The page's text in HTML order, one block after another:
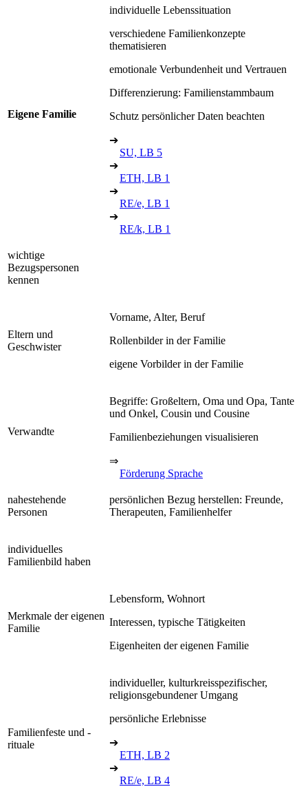
Eigene Familie
individuelle Lebenssituation
verschiedene Familienkonzepte
thematisieren
emotionale Verbundenheit und Vertrauen
Differenzierung: Familienstammbaum
Schutz persönlicher Daten beachten
➔
SU, LB 5
➔
ETH, LB 1
➔
RE/e, LB 1
➔
RE/k, LB 1
wichtige
Bezugspersonen
kennen
Eltern und
Geschwister
Vorname, Alter, Beruf
Rollenbilder in der Familie
eigene Vorbilder in der Familie
Verwandte
Begriffe: Großeltern, Oma und Opa, Tante
und Onkel, Cousin und Cousine
Familienbeziehungen visualisieren
⇒
Förderung Sprache
nahestehende
Personen
persönlichen Bezug herstellen: Freunde,
Therapeuten, Familienhelfer
individuelles
Familienbild haben
Merkmale der eigenen
Familie
Lebensform, Wohnort
Interessen, typische Tätigkeiten
Eigenheiten der eigenen Familie
Familienfeste und -
rituale
individueller, kulturkreisspezifischer,
religionsgebundener Umgang
persönliche Erlebnisse
➔
ETH, LB 2
➔
RE/e, LB 4